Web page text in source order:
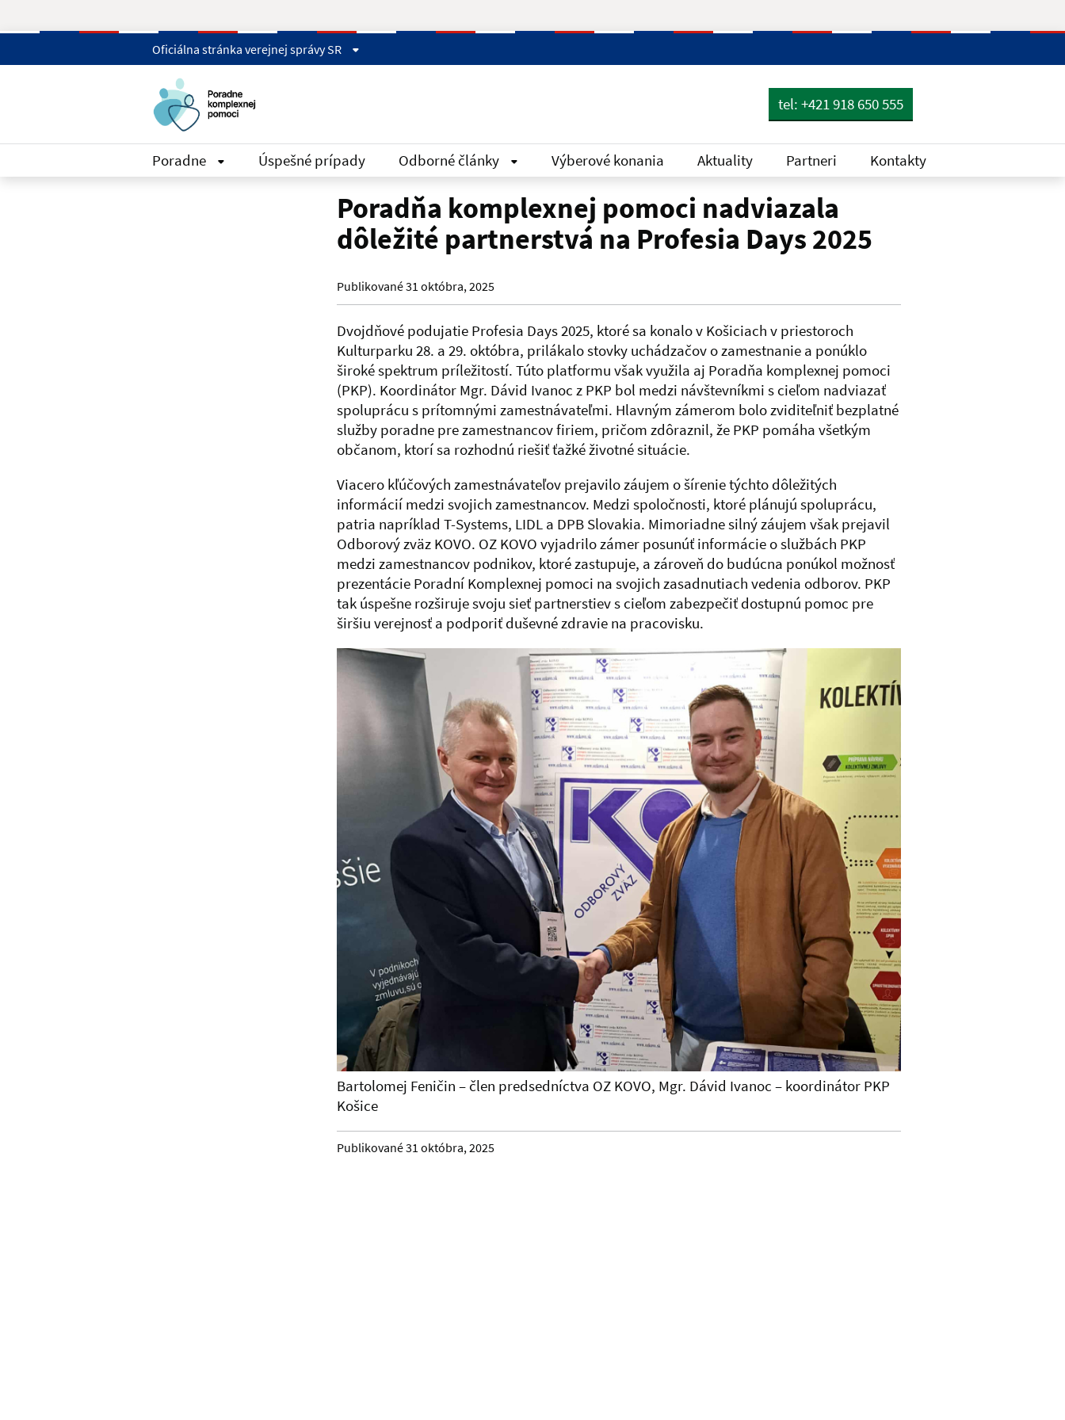
Oficiálna stránka verejnej správy SR
tel: +421 918 650 555
Poradne Úspešné prípady Odborné články Výberové konania Aktuality Partneri Kontakty
Poradňa komplexnej pomoci nadviazala
dôležité partnerstvá na Profesia Days 2025
Publikované 31 októbra, 2025
Dvojdňové podujatie Profesia Days 2025, ktoré sa konalo v Košiciach v priestoroch
Kulturparku 28. a 29. októbra, prilákalo stovky uchádzačov o zamestnanie a ponúklo
široké spektrum príležitostí. Túto platformu však využila aj Poradňa komplexnej pomoci
(PKP). Koordinátor Mgr. Dávid Ivanoc z PKP bol medzi návštevníkmi s cieľom nadviazať
spoluprácu s prítomnými zamestnávateľmi. Hlavným zámerom bolo zviditeľniť bezplatné
služby poradne pre zamestnancov firiem, pričom zdôraznil, že PKP pomáha všetkým
občanom, ktorí sa rozhodnú riešiť ťažké životné situácie.
Viacero kľúčových zamestnávateľov prejavilo záujem o šírenie týchto dôležitých
informácií medzi svojich zamestnancov. Medzi spoločnosti, ktoré plánujú spoluprácu,
patria napríklad T-Systems, LIDL a DPB Slovakia. Mimoriadne silný záujem však prejavil
Odborový zväz KOVO. OZ KOVO vyjadrilo zámer posunúť informácie o službách PKP
medzi zamestnancov podnikov, ktoré zastupuje, a zároveň do budúcna ponúkol možnosť
prezentácie Poradní Komplexnej pomoci na svojich zasadnutiach vedenia odborov. PKP
tak úspešne rozširuje svoju sieť partnerstiev s cieľom zabezpečiť dostupnú pomoc pre
širšiu verejnosť a podporiť duševné zdravie na pracovisku.
Bartolomej Feničin – člen predsedníctva OZ KOVO, Mgr. Dávid Ivanoc – koordinátor PKP
Košice
Publikované 31 októbra, 2025